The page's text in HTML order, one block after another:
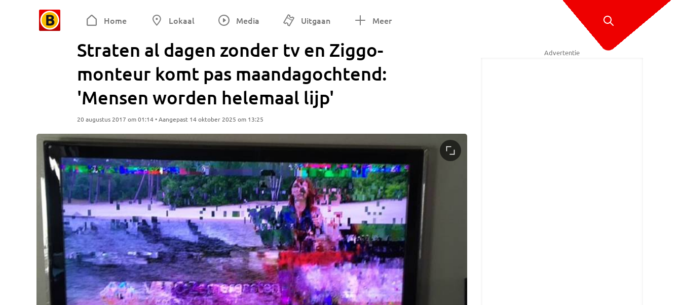
Home Lokaal Media Uitgaan Meer
Straten al dagen zonder tv en Ziggo-
monteur komt pas maandagochtend:
'Mensen worden helemaal lijp'
20 augustus 2017 om 01:14 • Aangepast 14 oktober 2025 om 13:25
Advertentie